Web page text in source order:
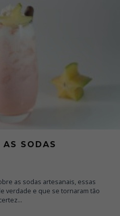
SODAS
as sodas artesanais, essas
verdade e que se tornaram tão
...